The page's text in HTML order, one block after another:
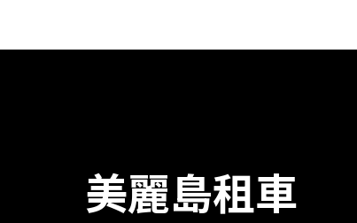
美麗島租車